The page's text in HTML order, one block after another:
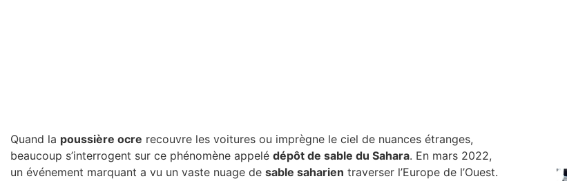
Quand la poussière ocre recouvre les voitures ou imprègne le ciel de nuances étranges,
beaucoup s’interrogent sur ce phénomène appelé dépôt de sable du Sahara. En mars 2022,
un événement marquant a vu un vaste nuage de sable saharien traverser l’Europe de l’Ouest.